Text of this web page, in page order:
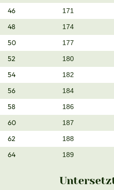
46
171
48 174
50 177
52 180
54 182
56 184
58 186
60 187
62 188
64 189